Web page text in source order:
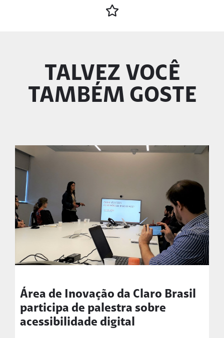
TALVEZ VOCÊ
TAMBÉM GOSTE
Área de Inovação da Claro Brasil
participa de palestra sobre
acessibilidade digital